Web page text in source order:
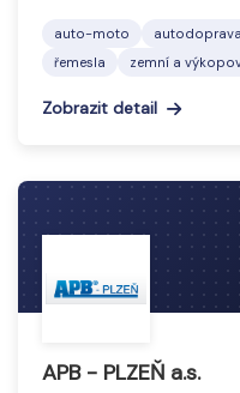
auto-moto
řemesla
zemní a
Zobrazit detail
APB - PLZEŇ a.s.